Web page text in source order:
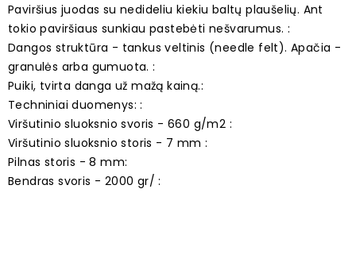
Paviršius juodas su nedideliu kiekiu baltų plaušelių. Ant
tokio paviršiaus sunkiau pastebėti nešvarumus. :
Dangos struktūra - tankus veltinis (needle felt). Apačia -
granulės arba gumuota. :
Puiki, tvirta danga už mažą kainą.:
Techniniai duomenys: :
Viršutinio sluoksnio svoris - 660 g/m2 :
Viršutinio sluoksnio storis - 7 mm :
Pilnas storis - 8 mm:
Bendras svoris - 2000 gr/ :